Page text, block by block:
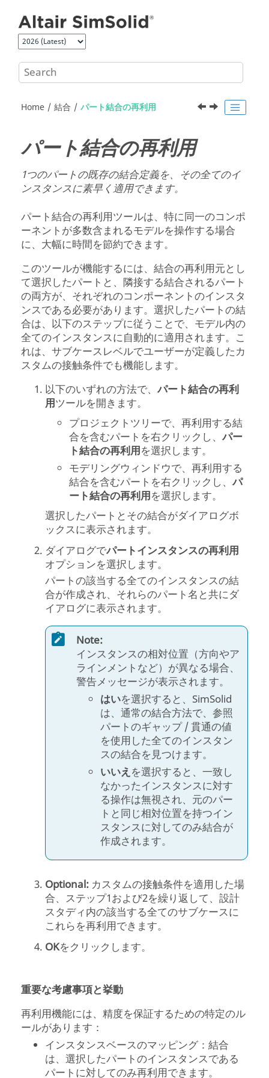
Home 結合 パート結合の再利用
パート結合の再利用
1つのパートの既存の結合定義を、その全てのイ
ンスタンスに素早く適用できます。
パート結合の再利用ツールは、特に同一のコンポ
ーネントが多数含まれるモデルを操作する場合
に、大幅に時間を節約できます。
このツールが機能するには、結合の再利用元とし
て選択したパートと、隣接する結合されるパート
の両方が、それぞれのコンポーネントのインスタ
ンスである必要があります。選択したパートの結
合は、以下のステップに従うことで、モデル内の
全てのインスタンスに自動的に適用されます。こ
れは、サブケースレベルでユーザーが定義したカ
スタムの接触条件でも機能します。
以下のいずれの方法で、パート結合の再利
用ツールを開きます。
プロジェクトツリーで、再利用する結
合を含むパートを右クリックし、パー
ト結合の再利用を選択します。
モデリングウィンドウで、再利用する
結合を含むパートを右クリックし、パ
ート結合の再利用を選択します。
選択したパートとその結合がダイアログボ
ックスに表示されます。
ダイアログでパートインスタンスの再利用
オプションを選択します。
パートの該当する全てのインスタンスの結
合が作成され、それらのパート名と共にダ
イアログに表示されます。
Note:
インスタンスの相対位置（方向やア
ラインメントなど）が異なる場合、
警告メッセージが表示されます。
はいを選択すると、SimSolid
は、通常の結合方法で、参照
パートのギャップ / 貫通の値
を使用した全てのインスタン
スの結合を見つけます。
いいえを選択すると、一致し
なかったインスタンスに対す
る操作は無視され、元のパー
トと同じ相対位置を持つイン
スタンスに対してのみ結合が
作成されます。
Optional: カスタムの接触条件を適用した場
合、ステップ1および2を繰り返して、設計
スタディ内の該当する全てのサブケースに
これらを再利用できます。
OKをクリックします。
重要な考慮事項と挙動
再利用機能には、精度を保証するための特定のル
ールがあります：
インスタンスベースのマッピング：結合
は、選択したパートのインスタンスである
パートに対してのみ再利用できます。